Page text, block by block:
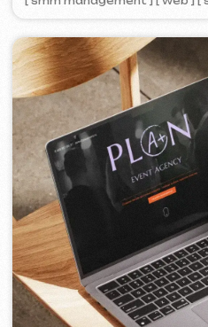
STREET VAPE
[ vizitky ]